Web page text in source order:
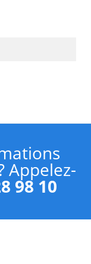
Appelez-
98 10